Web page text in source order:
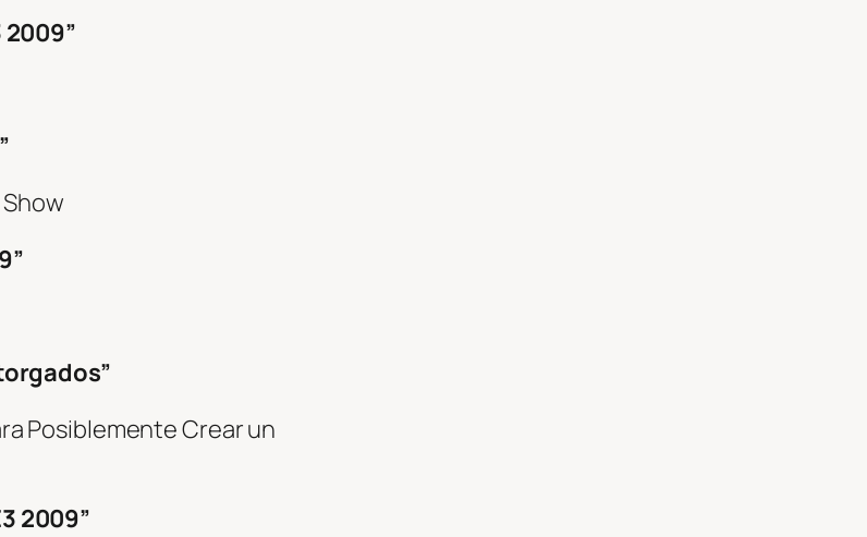
Posiblemente Crear un
2009”